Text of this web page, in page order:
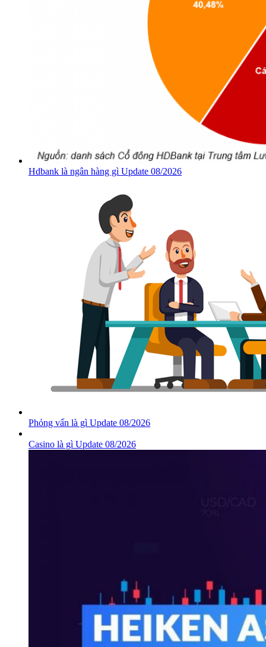
Hdbank là ngân hàng gì Update 08/2026
Phỏng vấn là gì Update 08/2026
Casino là gì Update 08/2026